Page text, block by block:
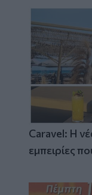
Caravel: Η
εμπειρίες